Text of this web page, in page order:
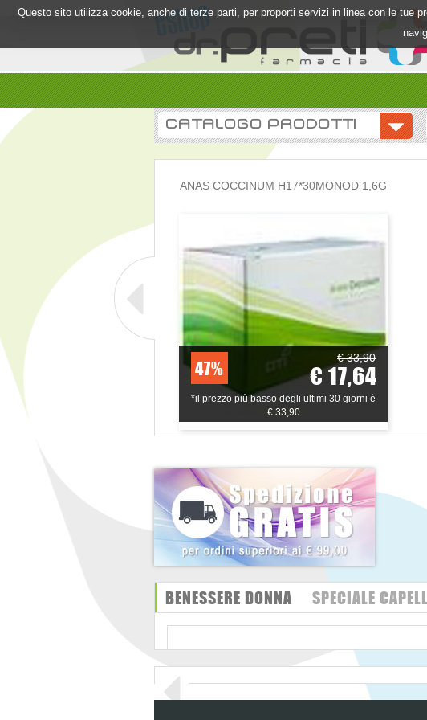
Questo sito utilizza cookie, anche di terze parti, per proporti servizi in linea con le tue
CATALOGO PRODOTTI
ANAS COCCINUM H17*30MONOD 1,6G
47% € 33,90
€ 17,64
*il prezzo più basso degli ultimi 30 giorni è
€ 33,90
BENESSERE DONNA SPECIALE